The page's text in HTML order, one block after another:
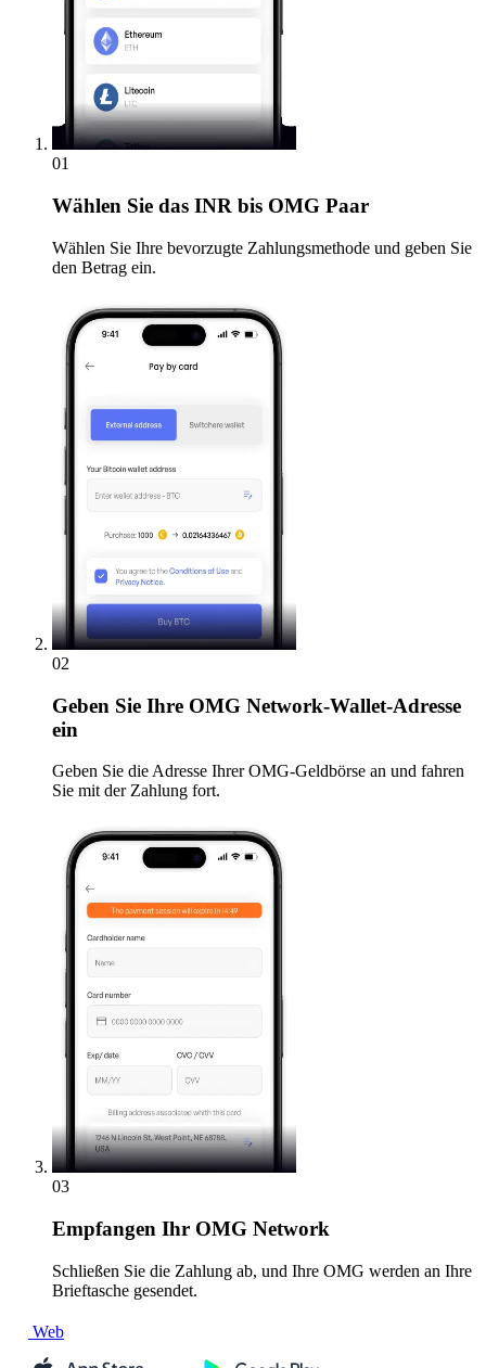
01
Wählen Sie das INR bis OMG Paar
Wählen Sie Ihre bevorzugte Zahlungsmethode und geben Sie
den Betrag ein.
02
Geben Sie Ihre OMG Network-Wallet-Adresse
ein
Geben Sie die Adresse Ihrer OMG-Geldbörse an und fahren
Sie mit der Zahlung fort.
03
Empfangen Ihr OMG Network
Schließen Sie die Zahlung ab, und Ihre OMG werden an Ihre
Brieftasche gesendet.
Web